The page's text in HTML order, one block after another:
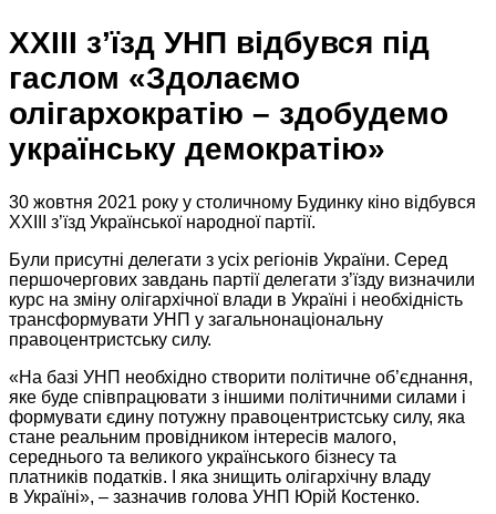
XXIII з’їзд УНП відбувся під
гаслом «Здолаємо
олігархократію – здобудемо
українську демократію»
30 жовтня 2021 року у столичному Будинку кіно відбувся
XXIII з’їзд Української народної партії.
Були присутні делегати з усіх регіонів України. Серед
першочергових завдань партії делегати з’їзду визначили
курс на зміну олігархічної влади в Україні і необхідність
трансформувати УНП у загальнонаціональну
правоцентристську силу.
«На базі УНП необхідно створити політичне об’єднання,
яке буде співпрацювати з іншими політичними силами і
формувати єдину потужну правоцентристську силу, яка
стане реальним провідником інтересів малого,
середнього та великого українського бізнесу та
платників податків. І яка знищить олігархічну владу
в Україні», – зазначив голова УНП Юрій Костенко.